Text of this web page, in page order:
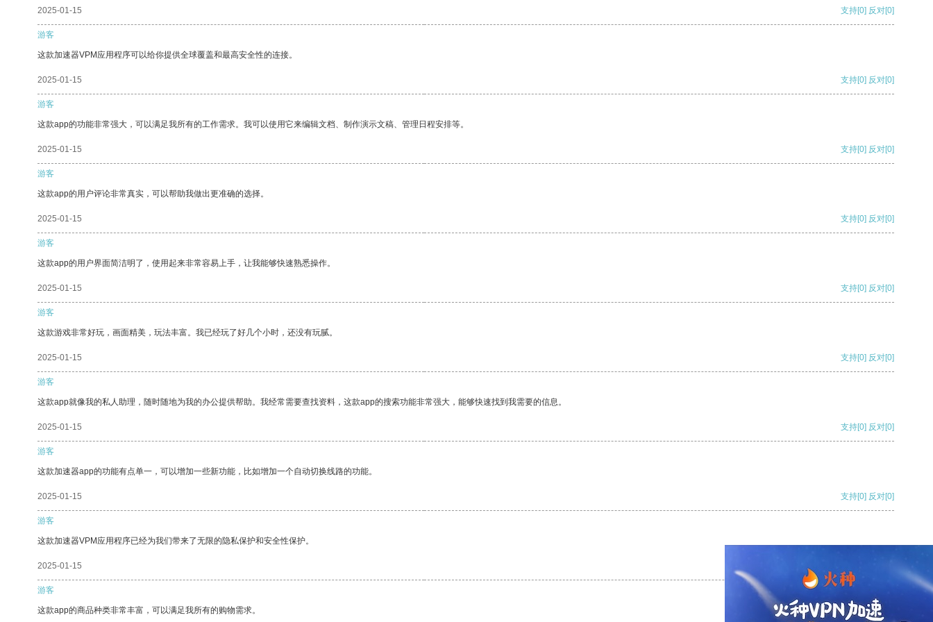
2025-01-15 支持[0] 反对[0]
游客
这款加速器VPM应用程序可以给你提供全球覆盖和最高安全性的连接。
2025-01-15 支持[0] 反对[0]
游客
这款app的功能非常强大，可以满足我所有的工作需求。我可以使用它来编辑文档、制作演示文稿、管理日程安排等。
2025-01-15 支持[0] 反对[0]
游客
这款app的用户评论非常真实，可以帮助我做出更准确的选择。
2025-01-15 支持[0] 反对[0]
游客
这款app的用户界面简洁明了，使用起来非常容易上手，让我能够快速熟悉操作。
2025-01-15 支持[0] 反对[0]
游客
这款游戏非常好玩，画面精美，玩法丰富。我已经玩了好几个小时，还没有玩腻。
2025-01-15 支持[0] 反对[0]
游客
这款app就像我的私人助理，随时随地为我的办公提供帮助。我经常需要查找资料，这款app的搜索功能非常强大，能够快速找到我需要的信息。
2025-01-15 支持[0] 反对[0]
游客
这款加速器app的功能有点单一，可以增加一些新功能，比如增加一个自动切换线路的功能。
2025-01-15 支持[0] 反对[0]
游客
这款加速器VPM应用程序已经为我们带来了无限的隐私保护和安全性保护。
2025-01-15
游客
这款app的商品种类非常丰富，可以满足我所有的购物需求。